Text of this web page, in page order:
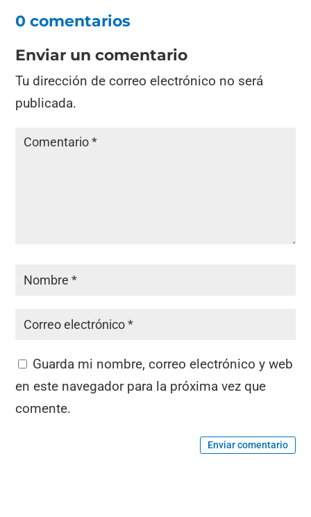
b
o
o
k
A
p
p
0 comentarios
Enviar un comentario
Tu dirección de correo electrónico no será
publicada.
Guarda mi nombre, correo electrónico y web
en este navegador para la próxima vez que
comente.
Enviar comentario